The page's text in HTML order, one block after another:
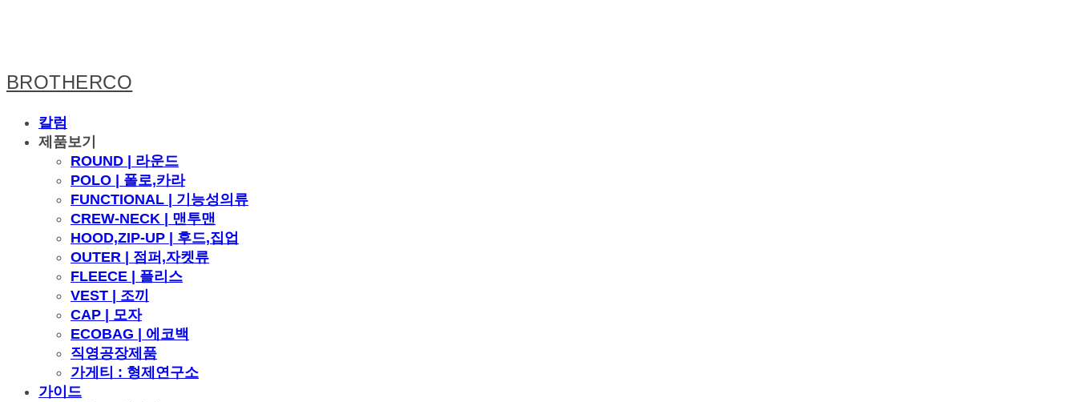
BROTHERCO
칼럼
제품보기
ROUND | 라운드
POLO | 폴로,카라
FUNCTIONAL | 기능성의류
CREW-NECK | 맨투맨
HOOD,ZIP-UP | 후드,집업
OUTER | 점퍼,자켓류
FLEECE | 플리스
VEST | 조끼
CAP | 모자
ECOBAG | 에코백
직영공장제품
가게티 : 형제연구소
가이드